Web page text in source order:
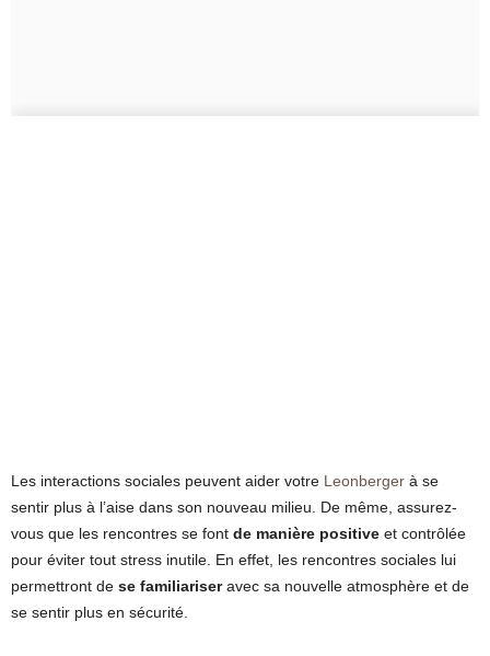
Les interactions sociales peuvent aider votre Leonberger à se
sentir plus à l’aise dans son nouveau milieu. De même, assurez-
vous que les rencontres se font de manière positive et contrôlée
pour éviter tout stress inutile. En effet, les rencontres sociales lui
permettront de se familiariseravec sa nouvelle atmosphère et de
se sentir plus en sécurité.